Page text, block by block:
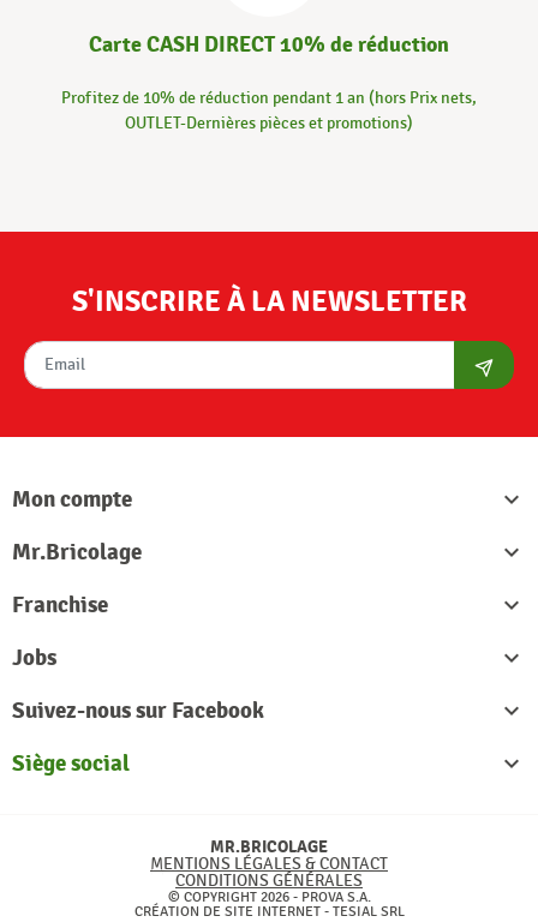
Carte CASH DIRECT 10% de réduction
Profitez de 10% de réduction pendant 1 an (hors Prix nets,
OUTLET-Dernières pièces et promotions)
S'INSCRIRE À LA NEWSLETTER
Mon compte

Mr.Bricolage

Franchise

Jobs

Suivez-nous sur Facebook

Siège social

MR.BRICOLAGE
MENTIONS LÉGALES & CONTACT
CONDITIONS GÉNÉRALES
© COPYRIGHT 2026 - PROVA S.A.
CRÉATION DE SITE INTERNET - TESIAL SRL